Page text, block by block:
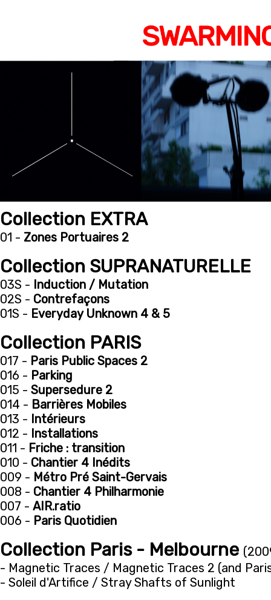
Collection EXTRA
01 - Zones Portuaires 2
Collection SUPRANATURELLE
03S - Induction / Mutation
02S - Contrefaçons
01S - Everyday Unknown 4 & 5
Collection PARIS
017 - Paris Public Spaces 2
016 - Parking
015 - Supersedure 2
014 - Barrières Mobiles
013 - Intérieurs
012 - Installations
011 - Friche : transition
010 - Chantier 4 Inédits
009 - Métro Pré Saint-Gervais
008 - Chantier 4 Philharmonie
007 - AIR.ratio
006 - Paris Quotidien
Collection Paris - Melbourne
- Magnetic Traces / Magnetic Traces 2 (and
- Soleil d'Artifice / Stray Shafts of Sunlight